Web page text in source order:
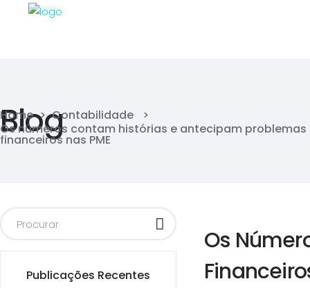
Blog
Home > Contabilidade
>
Os números contam histórias e antecipam problemas
financeiros nas PME
Publicações Recentes
Os